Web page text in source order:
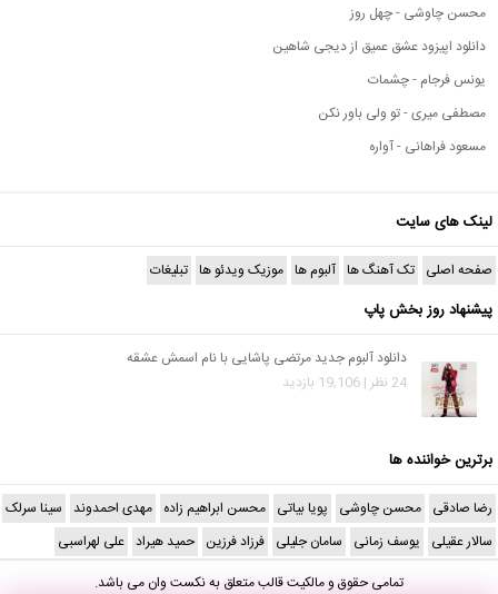
محسن چاوشی - چهل روز
دانلود اپیزود عشق عمیق از دیجی شاهین
یونس فرجام - چشمات
مصطفی میری - تو ولی باور نکن
مسعود فراهانی - آواره
لینک های سایت
صفحه اصلی تک آهنگ ها آلبوم ها موزیک ویدئو ها تبلیغات
پیشنهاد روز بخش پاپ
دانلود آلبوم جدید مرتضی پاشایی با نام اسمش عشقه
24 نظر | 19,106 بازدید
برترین خواننده ها
رضا صادقی محسن چاوشی پویا بیاتی محسن ابراهیم زاده مهدی احمدوند سینا سرلک
سالار عقیلی یوسف زمانی سامان جلیلی فرزاد فرزین حمید هیراد علی لهراسبی
تمامی حقوق و مالکیت قالب متعلق بهنکست وانمی باشد.